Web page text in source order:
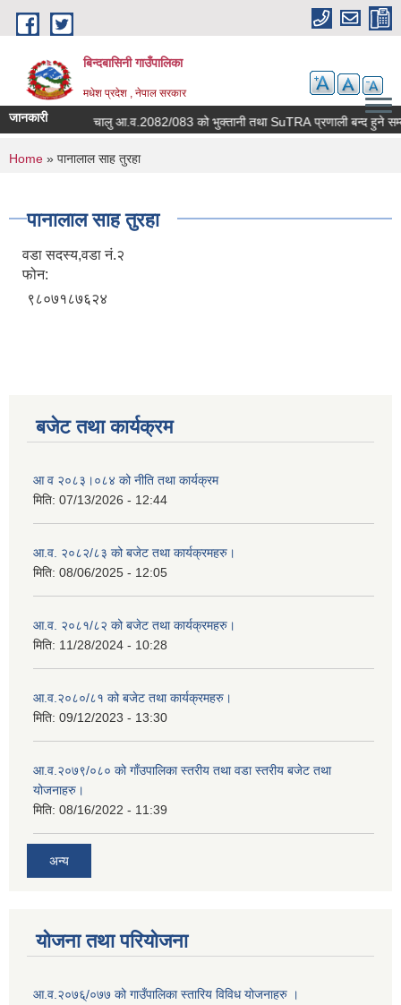
Skip to main content
बिन्दबासिनी गाउँपालिका
मधेश प्रदेश , नेपाल सरकार
जानकारी
सूचना । चालु आ.व.2082/083 को भुक्तानी तथा SuTRA प्रणाली बन्द
You are here
Home » पानालाल साह तुरहा
पानालाल साह तुरहा
वडा सदस्य,वडा नं.२
फोन:
९८०७१८७६२४
बजेट तथा कार्यक्रम
आ व २०८३।०८४ को नीति तथा कार्यक्रम
मिति: 07/13/2026 - 12:44
आ.व. २०८२/८३ को बजेट तथा कार्यक्रमहरु।
मिति: 08/06/2025 - 12:05
आ.व. २०८१/८२ को बजेट तथा कार्यक्रमहरु।
मिति: 11/28/2024 - 10:28
आ.व.२०८०/८१ को बजेट तथा कार्यक्रमहरु।
मिति: 09/12/2023 - 13:30
आ.व.२०७९/०८० को गाँउपालिका स्तरीय तथा वडा स्तरीय बजेट तथा
योजनाहरु।
मिति: 08/16/2022 - 11:39
अन्य
योजना तथा परियोजना
आ.व.२०७६्/०७७ को गाउँपालिका स्तारिय विविध योजनाहरु ।